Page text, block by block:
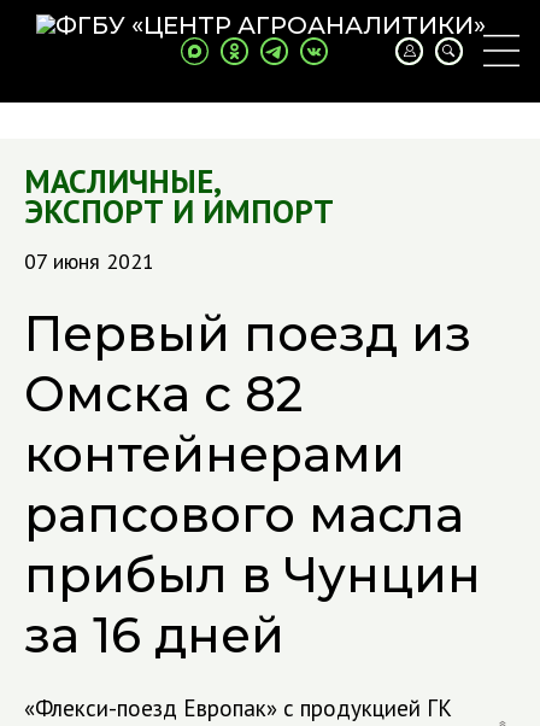
МАСЛИЧНЫЕ,
ЭКСПОРТ И ИМПОРТ
07 июня 2021
Первый поезд из
Омска с 82
контейнерами
рапсового масла
прибыл в Чунцин
за 16 дней
«Флекси-поезд Европак» с продукцией ГК